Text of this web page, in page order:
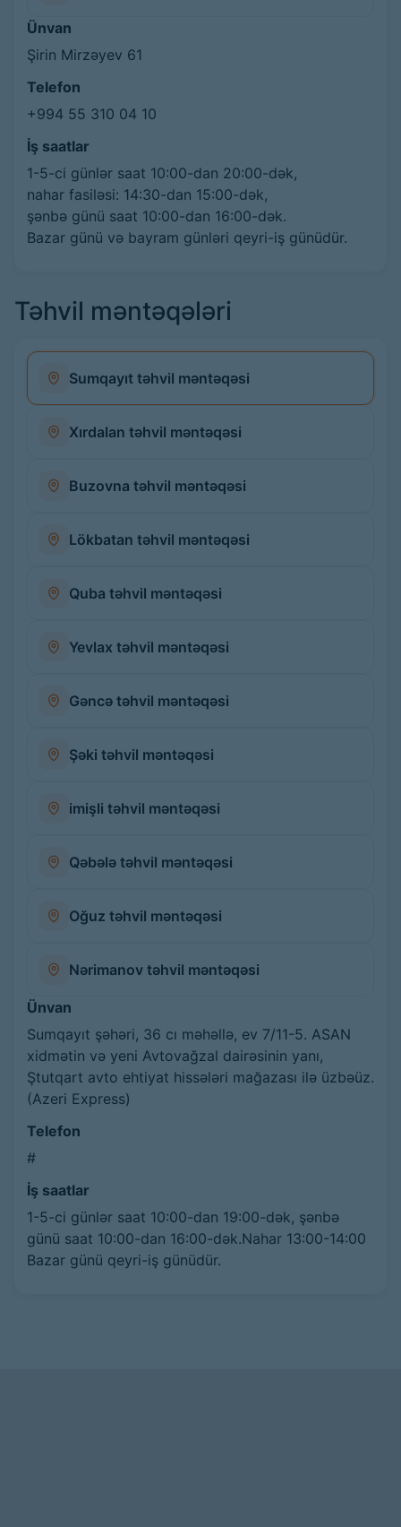
Ünvan
Şirin Mirzəyev 61
Telefon
+994 55 310 04 10
İş saatlar
1-5-ci günlər saat 10:00-dan 20:00-dək,
nahar fasiləsi: 14:30-dan 15:00-dək,
şənbə günü saat 10:00-dan 16:00-dək.
Bazar günü və bayram günləri qeyri-iş günüdür.
Təhvil məntəqələri
Sumqayıt təhvil məntəqəsi
Xırdalan təhvil məntəqəsi
Buzovna təhvil məntəqəsi
Lökbatan təhvil məntəqəsi
Quba təhvil məntəqəsi
Yevlax təhvil məntəqəsi
Gəncə təhvil məntəqəsi
Şəki təhvil məntəqəsi
imişli təhvil məntəqəsi
Qəbələ təhvil məntəqəsi
Oğuz təhvil məntəqəsi
Nərimanov təhvil məntəqəsi
Ünvan
Sumqayıt şəhəri, 36 cı məhəllə, ev 7/11-5. ASAN
xidmətin və yeni Avtovağzal dairəsinin yanı,
Ştutqart avto ehtiyat hissələri mağazası ilə üzbəüz.
(Azeri Express)
Telefon
#
İş saatlar
1-5-ci günlər saat 10:00-dan 19:00-dək, şənbə
günü saat 10:00-dan 16:00-dək.Nahar 13:00-14:00
Bazar günü qeyri-iş günüdür.